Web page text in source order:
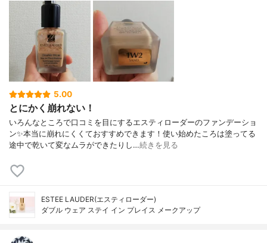
5.00
とにかく崩れない！
いろんなところで口コミを目にするエスティローダーのファンデーショ
ン✨本当に崩れにくくておすすめできます！使い始めたころは塗ってる
途中で乾いて変なムラができたりし…続きを見る
ESTEE LAUDER(エスティローダー)
ダブル ウェア ステイ イン プレイス メークアップ